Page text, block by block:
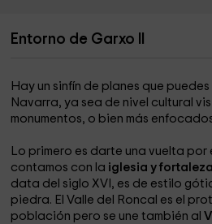
Entorno de Garxo II
Hay un sinfín de planes que
Navarra, ya sea de nivel cultural
monumentos, o bien más
Lo primero es darte una vuelta por
contamos con la iglesia y
data del siglo XVI, es de estilo
piedra. El Valle del Roncal es el
población pero se une también al